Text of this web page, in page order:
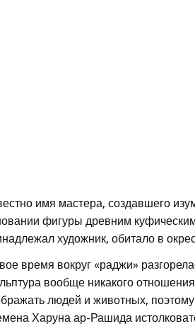
имя мастера, создавшего
фигуры древним
художник, обитало в
время вокруг «раджи»
вообще никакого
людей и животных,
Харуна ар-Рашида